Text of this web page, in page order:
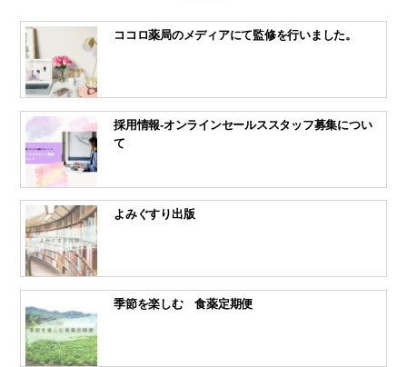
ココロ薬局のメディアにて監修を行いました。
採用情報-オンラインセールススタッフ募集につい
て
よみぐすり出版
季節を楽しむ 食薬定期便